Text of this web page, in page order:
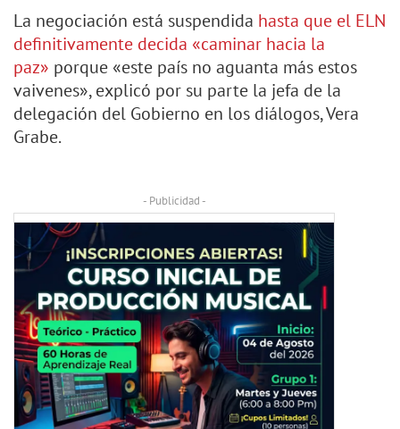
La negociación está suspendida hasta que el ELN
definitivamente decida «caminar hacia la
paz» porque «este país no aguanta más estos
vaivenes», explicó por su parte la jefa de la
delegación del Gobierno en los diálogos, Vera
Grabe.
- Publicidad -